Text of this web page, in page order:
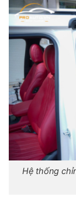
Hệ thống